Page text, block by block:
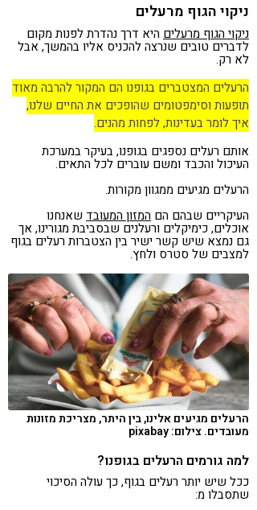
ניקוי הגוף מרעלים
ניקוי הגוף מרעלים היא דרך נהדרת לפנות מקום
לדברים טובים שנרצה להכניס אליו בהמשך, אבל
לא רק.
הרעלים המצטברים בגופנו הם המקור להרבה מאוד
תופעות וסימפטומים שהופכים את החיים שלנו,
איך לומר בעדינות, לפחות מהנים.
אותם רעלים נספגים בגופנו, בעיקר במערכת
העיכול והכבד ומשם עוברים לכל התאים.
הרעלים מגיעים ממגוון מקורות.
העיקריים שבהם הם המזון המעובד שאנחנו
אוכלים, כימיקלים ורעלנים שבסביבת מגורינו, אך
גם נמצא שיש קשר ישיר בין הצטברות רעלים בגוף
למצבים של סטרס ולחץ.
הרעלים מגיעים אלינו, בין היתר, מצריכת מזונות
מעובדים. צילום: pixabay
למה גורמים הרעלים בגופנו?
ככל שיש יותר רעלים בגוף, כך עולה הסיכוי
שתסבלו מ: